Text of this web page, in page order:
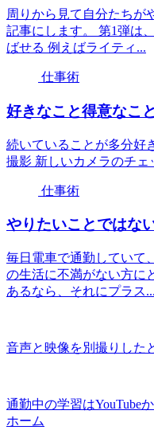
周りから見て自分たちが
記事にします。 第1弾は
ばせる 例えばライティ...
仕事術
好きなこと得意なこ
続いていることが多分好
撮影 新しいカメラのチェ
仕事術
やりたいことではな
毎日電車で通勤していて
の生活に不満がない方に
あるなら、それにプラス...
音声と映像を別撮りした
通勤中の学習はYouTube
ホーム